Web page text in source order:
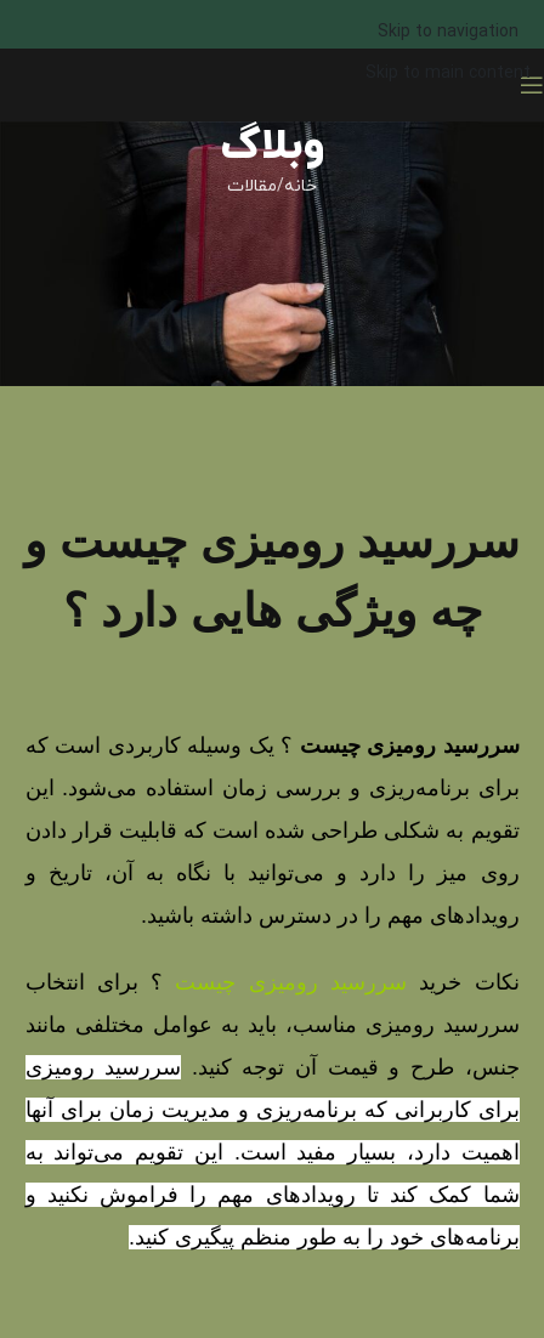
Skip to navigation
Skip to main content
وبلاگ
خانه مقالات
سررسید رومیزی چیست و
چه ویژگی هایی دارد ؟
سررسید رومیزی چیست ؟ یک وسیله کاربردی است که
برای برنامه‌ریزی و بررسی زمان استفاده می‌شود. این
تقویم به شکلی طراحی شده است که قابلیت قرار دادن
روی میز را دارد و می‌توانید با نگاه به آن، تاریخ و
رویدادهای مهم را در دسترس داشته باشید.
نکات خرید سررسید رومیزی چیست ؟ برای انتخاب
سررسید رومیزی مناسب، باید به عوامل مختلفی مانند
جنس، طرح و قیمت آن توجه کنید. سررسید رومیزی
برای کاربرانی که برنامه‌ریزی و مدیریت زمان برای آنها
اهمیت دارد، بسیار مفید است. این تقویم می‌تواند به
شما کمک کند تا رویدادهای مهم را فراموش نکنید و
برنامه‌های خود را به طور منظم پیگیری کنید.